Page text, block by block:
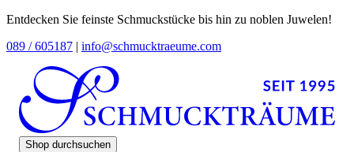
Entdecken Sie feinste Schmuckstücke bis hin zu noblen Juwelen!
089 / 605187 | info@schmucktraeume.com
Shop durchsuchen